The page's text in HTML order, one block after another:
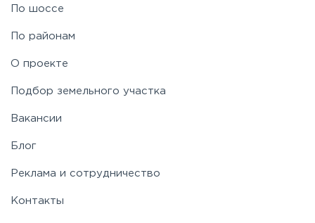
По шоссе
По районам
О проекте
Подбор земельного участка
Вакансии
Блог
Реклама и сотрудничество
Контакты